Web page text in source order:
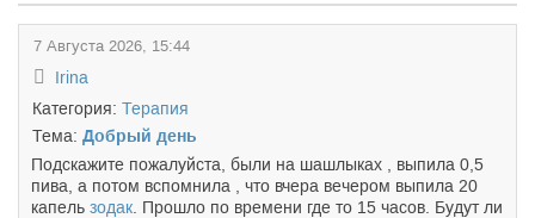
7 Августа 2026, 15:44
Irina
Категория: Терапия
Тема: Добрый день
Подскажите пожалуйста, были на шашлыках , выпила 0,5
пива, а потом вспомнила , что вчера вечером выпила 20
капель зодак . Прошло по времени где то 15 часов. Будут ли